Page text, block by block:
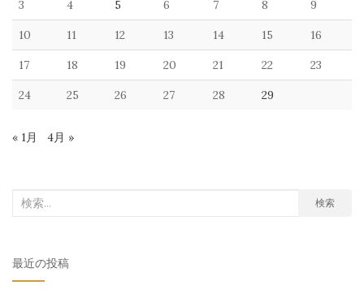
3 4 5 6 7 8 9
10 11 12 13 14 15 16
17 18 19 20 21 22 23
24 25 26 27 28 29
« 1月 4月 »
検
象:
検索
最近の投稿